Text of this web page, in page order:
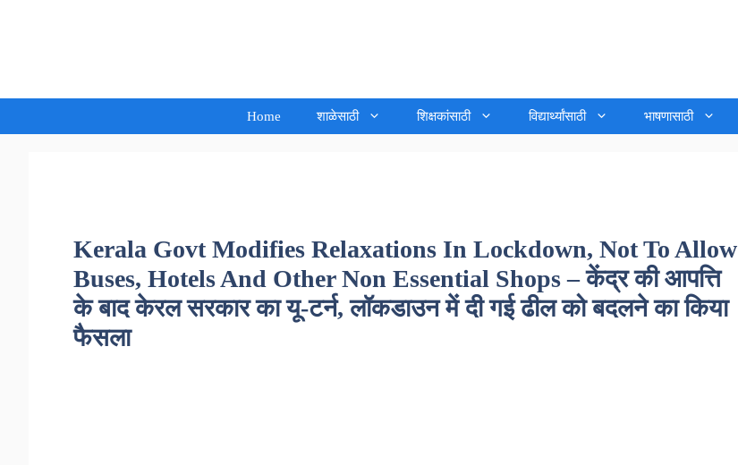
Home शाळेसाठी शिक्षकांसाठी विद्यार्थ्यांसाठी भाषणासाठी
Kerala Govt Modifies Relaxations In Lockdown, Not To Allow
Buses, Hotels And Other Non Essential Shops – केंद्र की आपत्ति
के बाद केरल सरकार का यू-टर्न, लॉकडाउन में दी गई ढील को बदलने का किया
फैसला